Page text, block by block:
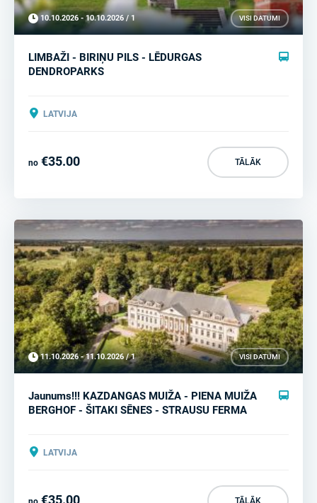
10.10.2026 - 10.10.2026 / 1 VISI DATUMI
LIMBAŽI - BIRIŅU PILS - LĒDURGAS
DENDROPARKS
LATVIJA
no €35.00 TĀLĀK
11.10.2026 - 11.10.2026 / 1 VISI DATUMI
Jaunums!!! KAZDANGAS MUIŽA - PIENA MUIŽA
BERGHOF - ŠITAKI SĒNES - STRAUSU FERMA
LATVIJA
€35.00 TĀLĀK